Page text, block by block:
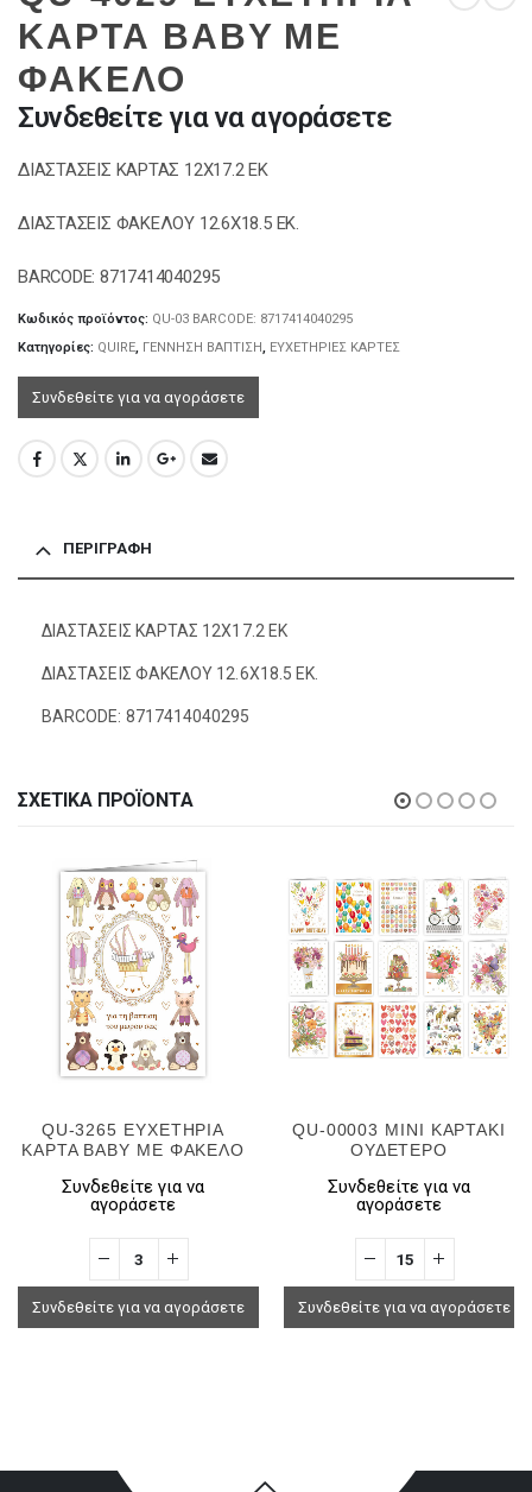
ΚΑΡΤΑ BABY ΜΕ
ΦΑΚΕΛΟ
Συνδεθείτε για να αγοράσετε
ΔΙΑΣΤΑΣΕΙΣ ΚΑΡΤΑΣ 12Χ17.2 ΕΚ
ΔΙΑΣΤΑΣΕΙΣ ΦΑΚΕΛΟΥ 12.6Χ18.5 ΕΚ.
BARCODE: 8717414040295
Κωδικός προϊόντος: QU-03 BARCODE: 8717414040295
Κατηγορίες: QUIRE, ΓΕΝΝΗΣΗ ΒΑΠΤΙΣΗ, ΕΥΧΕΤΗΡΙΕΣ ΚΑΡΤΕΣ
Συνδεθείτε για να αγοράσετε
ΠΕΡΙΓΡΑΦΉ
ΔΙΑΣΤΑΣΕΙΣ ΚΑΡΤΑΣ 12Χ17.2 ΕΚ
ΔΙΑΣΤΑΣΕΙΣ ΦΑΚΕΛΟΥ 12.6Χ18.5 ΕΚ.
BARCODE: 8717414040295
ΣΧΕΤΙΚΆ ΠΡΟΪΌΝΤΑ
QU-3265 ΕΥΧΕΤΗΡΙΑ
ΚΑΡΤΑ BABY ΜΕ ΦΑΚΕΛΟ
Συνδεθείτε για να
αγοράσετε
Συνδεθείτε για να αγοράσετε
QU-00003 MINI ΚΑΡΤΑΚΙ
ΟΥΔΕΤΕΡΟ
Συνδεθείτε για να
αγοράσετε
Συνδεθείτε για να αγοράσετε